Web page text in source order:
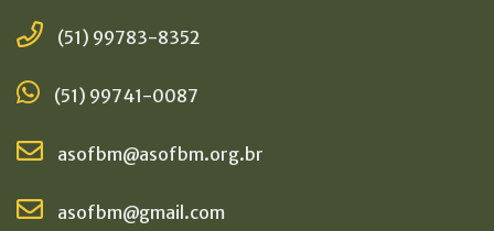
(51) 99783-8352
(51) 99741-0087
asofbm@asofbm.org.br
asofbm@gmail.com